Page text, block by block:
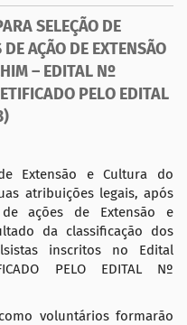
SELEÇÃO DE
AÇÃO DE EXTENSÃO
– EDITAL Nº
PELO EDITAL
Extensão e Cultura do
atribuições legais, após
ações de Extensão e
da classificação dos
inscritos no Edital
PELO EDITAL Nº
voluntários formarão